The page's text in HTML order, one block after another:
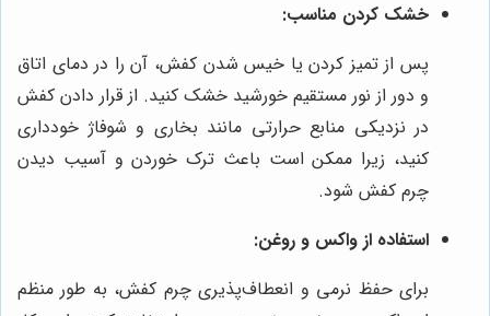
خشک کردن مناسب:
پس از تمیز کردن یا خیس شدن کفش، آن را در دمای اتاق
و دور از نور مستقیم خورشید خشک کنید. از قرار دادن کفش
در نزدیکی منابع حرارتی مانند بخاری و شوفاژ خودداری
کنید، زیرا ممکن است باعث ترک خوردن و آسیب دیدن
چرم کفش شود.
استفاده از واکس و روغن:
برای حفظ نرمی و انعطاف‌پذیری چرم کفش، به طور منظم